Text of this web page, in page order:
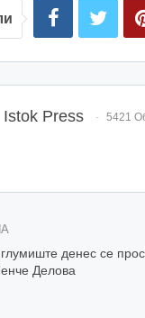
Istok Press 5421
денес се
Делова